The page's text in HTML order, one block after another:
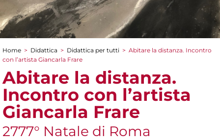
Tu sei qui
Home > Didattica > Didattica per tutti > Abitare la distanza. Incontro
con l’artista Giancarla Frare
Abitare la distanza.
Incontro con l’artista
Giancarla Frare
2777° Natale di Roma